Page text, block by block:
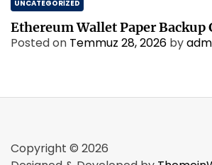
UNCATEGORIZED
Ethereum Wallet Paper Backup
Posted on Temmuz 28, 2026 by
Copyright © 2026